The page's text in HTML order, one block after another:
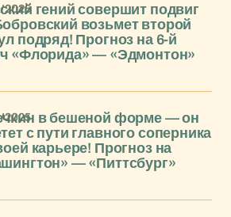
гений совершит подвиг
возьмет второй
подряд! Прогноз на 6-й
«Флорида» — «Эдмонтон»
2025
в бешеной форме — он
с пути главного соперника
карьере! Прогноз на
— «Питтсбург»
2025